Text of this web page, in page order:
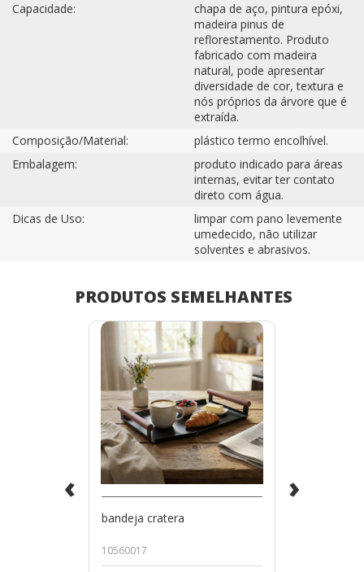
Capacidade:
chapa de aço, pintura epóxi,
madeira pinus de
reflorestamento. Produto
fabricado com madeira
natural, pode apresentar
diversidade de cor, textura e
nós próprios da árvore que é
extraída.
Composição/Material:
plástico termo encolhível.
Embalagem:
produto indicado para áreas
internas, evitar ter contato
direto com água.
Dicas de Uso:
limpar com pano levemente
umedecido, não utilizar
solventes e abrasivos.
PRODUTOS SEMELHANTES
bandeja cratera
10560017
‹ ›